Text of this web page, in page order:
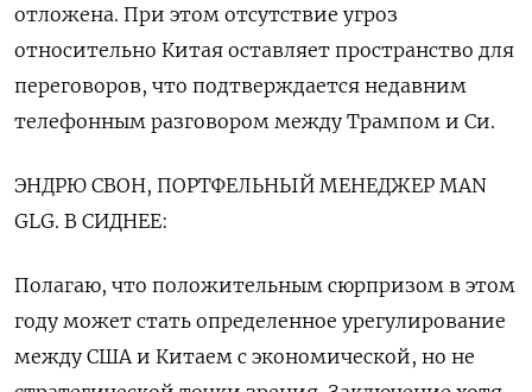
отложена. При этом отсутствие угроз
относительно Китая оставляет пространство для
переговоров, что подтверждается недавним
телефонным разговором между Трампом и Си.
ЭНДРЮ СВОН, ПОРТФЕЛЬНЫЙ МЕНЕДЖЕР MAN
GLG. В СИДНЕЕ:
Полагаю, что положительным сюрпризом в этом
году может стать определенное урегулирование
между США и Китаем с экономической, но не